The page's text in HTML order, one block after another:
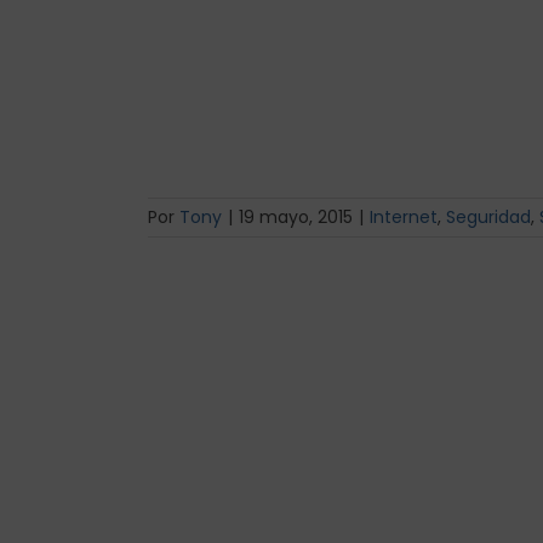
Por Tony | 19 mayo, 2015 | Internet, Seguridad,